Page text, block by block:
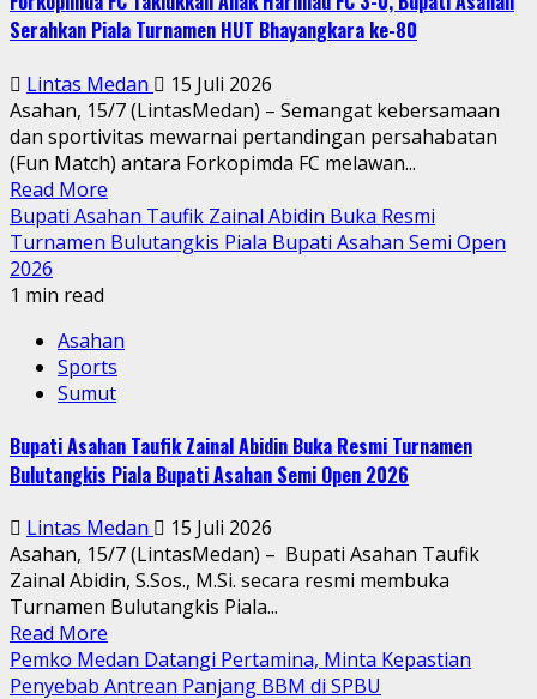
Serahkan Piala Turnamen HUT Bhayangkara ke-80
Lintas Medan
15 Juli 2026
Asahan, 15/7 (LintasMedan) – Semangat kebersamaan
dan sportivitas mewarnai pertandingan persahabatan
(Fun Match) antara Forkopimda FC melawan...
Read More
Bupati Asahan Taufik Zainal Abidin Buka Resmi
Turnamen Bulutangkis Piala Bupati Asahan Semi Open
2026
1 min read
Asahan
Sports
Sumut
Bupati Asahan Taufik Zainal Abidin Buka Resmi Turnamen
Bulutangkis Piala Bupati Asahan Semi Open 2026
Lintas Medan
15 Juli 2026
Asahan, 15/7 (LintasMedan) – Bupati Asahan Taufik
Zainal Abidin, S.Sos., M.Si. secara resmi membuka
Turnamen Bulutangkis Piala...
Read More
Pemko Medan Datangi Pertamina, Minta Kepastian
Penyebab Antrean Panjang BBM di SPBU